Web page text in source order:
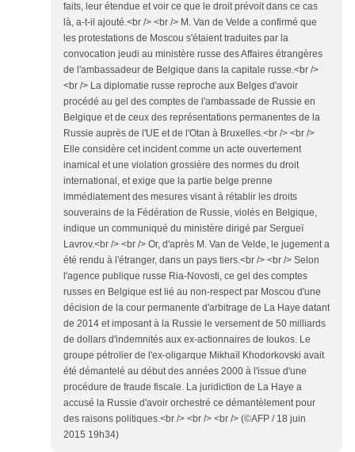
faits, leur étendue et voir ce que le droit prévoit dans ce cas
là, a-t-il ajouté.<br /> <br /> M. Van de Velde a confirmé que
les protestations de Moscou s'étaient traduites par la
convocation jeudi au ministère russe des Affaires étrangères
de l'ambassadeur de Belgique dans la capitale russe.<br />
<br /> La diplomatie russe reproche aux Belges d'avoir
procédé au gel des comptes de l'ambassade de Russie en
Belgique et de ceux des représentations permanentes de la
Russie auprès de l'UE et de l'Otan à Bruxelles.<br /> <br />
Elle considère cet incident comme un acte ouvertement
inamical et une violation grossière des normes du droit
international, et exige que la partie belge prenne
immédiatement des mesures visant à rétablir les droits
souverains de la Fédération de Russie, violés en Belgique,
indique un communiqué du ministère dirigé par Sergueï
Lavrov.<br /> <br /> Or, d'après M. Van de Velde, le jugement a
été rendu à l'étranger, dans un pays tiers.<br /> <br /> Selon
l'agence publique russe Ria-Novosti, ce gel des comptes
russes en Belgique est lié au non-respect par Moscou d'une
décision de la cour permanente d'arbitrage de La Haye datant
de 2014 et imposant à la Russie le versement de 50 milliards
de dollars d'indemnités aux ex-actionnaires de Ioukos. Le
groupe pétrolier de l'ex-oligarque Mikhaïl Khodorkovski avait
été démantelé au début des années 2000 à l'issue d'une
procédure de fraude fiscale. La juridiction de La Haye a
accusé la Russie d'avoir orchestré ce démantèlement pour
des raisons politiques.<br /> <br /> <br /> (©AFP / 18 juin
2015 19h34)